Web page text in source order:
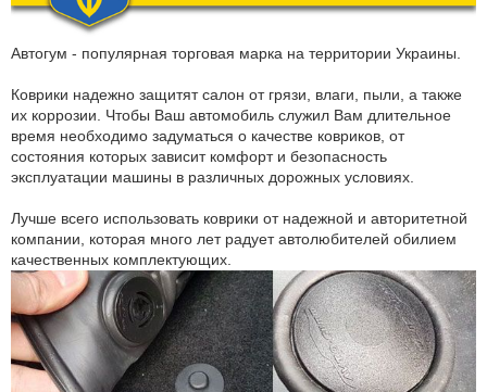
Автогум - популярная торговая марка на территории Украины.
Коврики надежно защитят салон от грязи, влаги, пыли, а также
их коррозии. Чтобы Ваш автомобиль служил Вам длительное
время необходимо задуматься о качестве ковриков, от
состояния которых зависит комфорт и безопасность
эксплуатации машины в различных дорожных условиях.
Лучше всего использовать коврики от надежной и авторитетной
компании, которая много лет радует автолюбителей обилием
качественных комплектующих.